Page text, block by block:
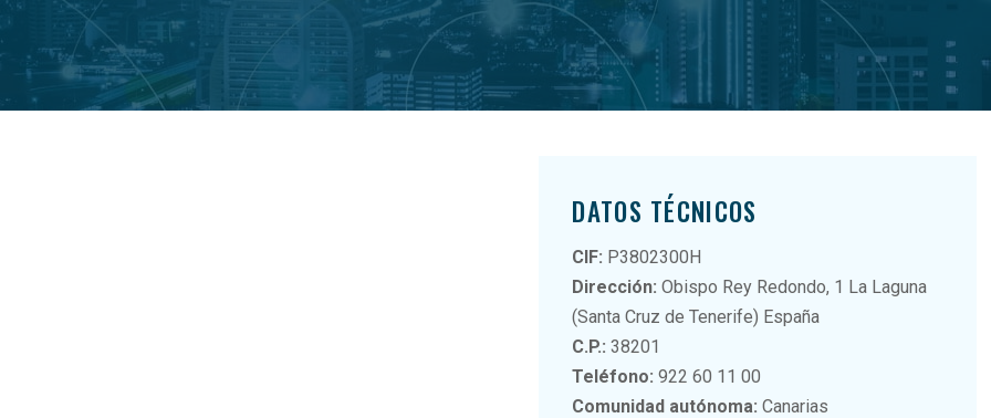
DATOS TÉCNICOS
CIF: P3802300H
Dirección: Obispo Rey Redondo, 1 La Laguna
(Santa Cruz de Tenerife) España
C.P.: 38201
Teléfono: 922 60 11 00
Comunidad autónoma: Canarias